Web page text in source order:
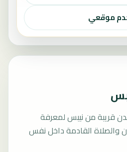
موقعي
قريبة من نيبس لمعرفة
والصلاة القادمة داخل نفس